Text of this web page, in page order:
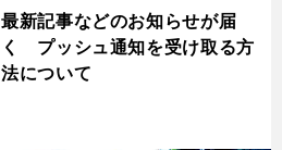
最新記事などのお知らせが届
く プッシュ通知を受け取る方
法について